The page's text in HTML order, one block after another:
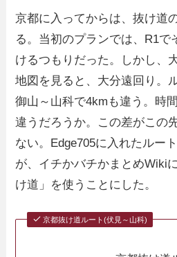
京都に入ってからは、抜け道
る。当初のプランでは、R1で
けるつもりだった。しかし、
地図を見ると、大分遠回り。
御山～山科で4kmも違う。時
違うだろうか。この差がこの
ない。Edge705に入れたルー
が、イチかバチかまとめWiki
け道」を使うことにした。
京都抜け道ルート(伏見～山科)